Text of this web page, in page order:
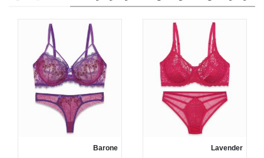
Lavender
Barone